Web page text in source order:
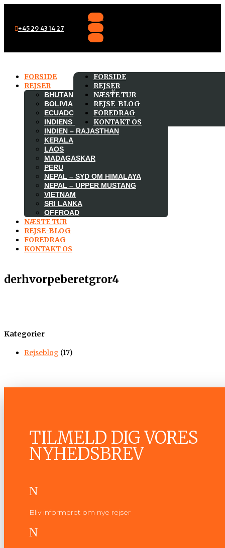
+45 29 43 14 27
Følg
Følg
Følg
FORSIDE
REJSER
BHUTAN
BOLIVIA
ECUADOR
INDIENS HIMALAYA OG LILLE TIBET
INDIEN – RAJASTHAN
KERALA
LAOS
MADAGASKAR
PERU
NEPAL – SYD OM HIMALAYA
NEPAL – UPPER MUSTANG
VIETNAM
SRI LANKA
OFFROAD
NÆSTE TUR
REJSE-BLOG
FOREDRAG
KONTAKT OS
FORSIDE
REJSER
NÆSTE TUR
REJSE-BLOG
FOREDRAG
KONTAKT OS
derhvorpeberetgror4
Kategorier
Rejseblog (17)
TILMELD DIG VORES
NYHEDSBREV
N
Bliv informeret om nye rejser
N